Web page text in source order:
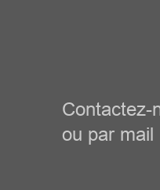
Contactez-
ou par